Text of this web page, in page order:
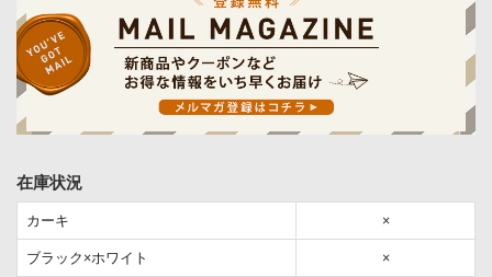
在庫状況
カーキ ×
ブラック×ホワイト ×